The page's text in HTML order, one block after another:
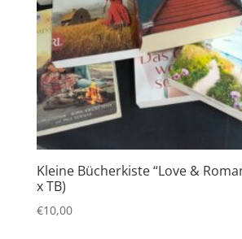
Kleine Bücherkiste “Love &
x TB)
€10,00